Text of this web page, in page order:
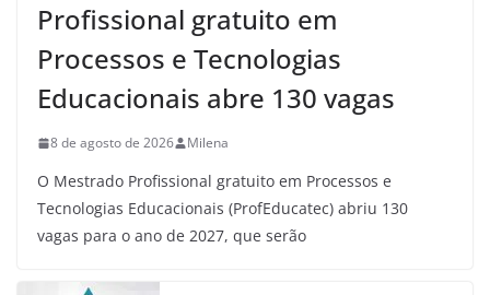
Profissional gratuito em
Processos e Tecnologias
Educacionais abre 130 vagas
8 de agosto de 2026 Milena
O Mestrado Profissional gratuito em Processos e
Tecnologias Educacionais (ProfEducatec) abriu 130
vagas para o ano de 2027, que serão